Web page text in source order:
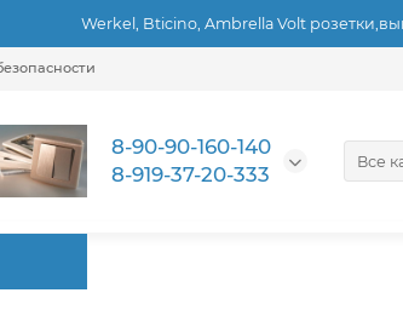
Werkel, Bticino, Ambrella Volt
Все
8-90-90-160-140
8-919-37-20-333